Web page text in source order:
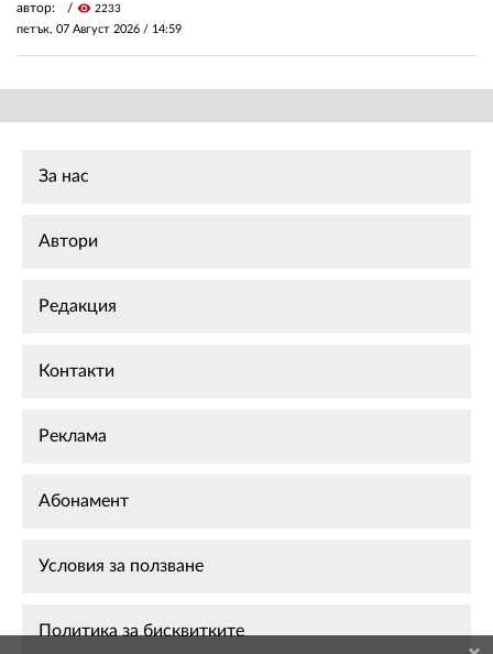
автор: visibility 2233
петък, 07 Август 2026 / 14:59
За нас
Автори
Редакция
Контакти
Реклама
Абонамент
Условия за ползване
Политика за бисквитките